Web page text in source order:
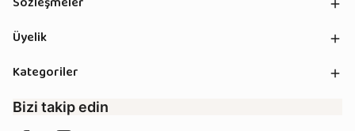
Üyelik
Kategoriler
Bizi takip edin